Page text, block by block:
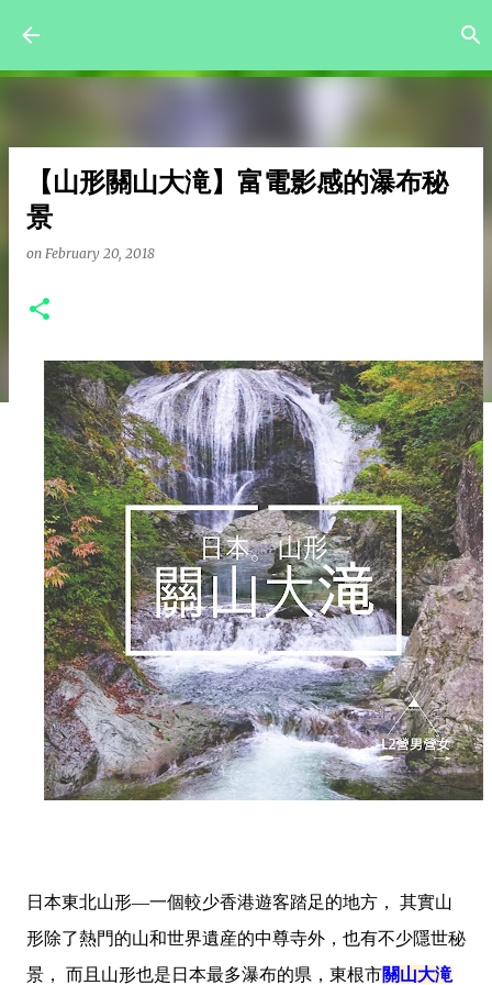
【山形關山大滝】富電影感的瀑布秘
景
on February 20, 2018
日本東北山形—一個較少香港遊客踏足的地方， 其實山
形除了熱門的山和世界遺産的中尊寺外，也有不少隱世秘
景， 而且山形也是日本最多瀑布的県，東根市關山大滝